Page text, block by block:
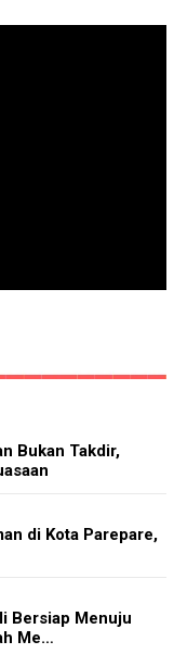
Bukan Takdir,
di Kota Parepare,
Bersiap Menuju
Me…